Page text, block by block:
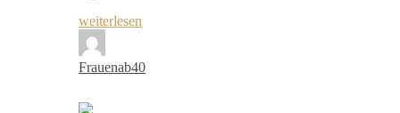
weiterlesen
Frauenab40